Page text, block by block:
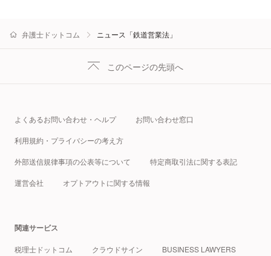
弁護士ドットコム ニュース「鉄道営業法」
このページの先頭へ
よくあるお問い合わせ・ヘルプ お問い合わせ窓口
利用規約・プライバシーの考え方
外部送信規律事項の公表等について 特定商取引法に関する表記
運営会社 オプトアウトに関する情報
関連サービス
税理士ドットコム クラウドサイン BUSINESS LAWYERS